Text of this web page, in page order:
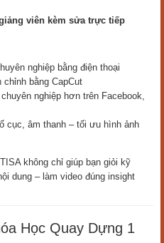
viên kèm sửa trực tiếp
nghiệp bằng điện thoại
bằng CapCut
nghiệp hơn trên Facebook,
cục, âm thanh – tối ưu hình ảnh
không chỉ giúp bạn giỏi kỹ
dung – làm video đúng insight
Học Quay Dựng 1